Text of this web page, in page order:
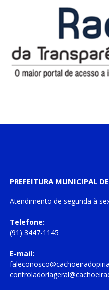
PREFEITURA MUNICIPAL
Atendimento de segunda à
Telefone:
(91) 3447-1145
E-mail: